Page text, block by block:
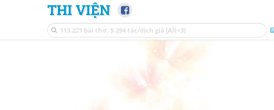
THI VIỆN